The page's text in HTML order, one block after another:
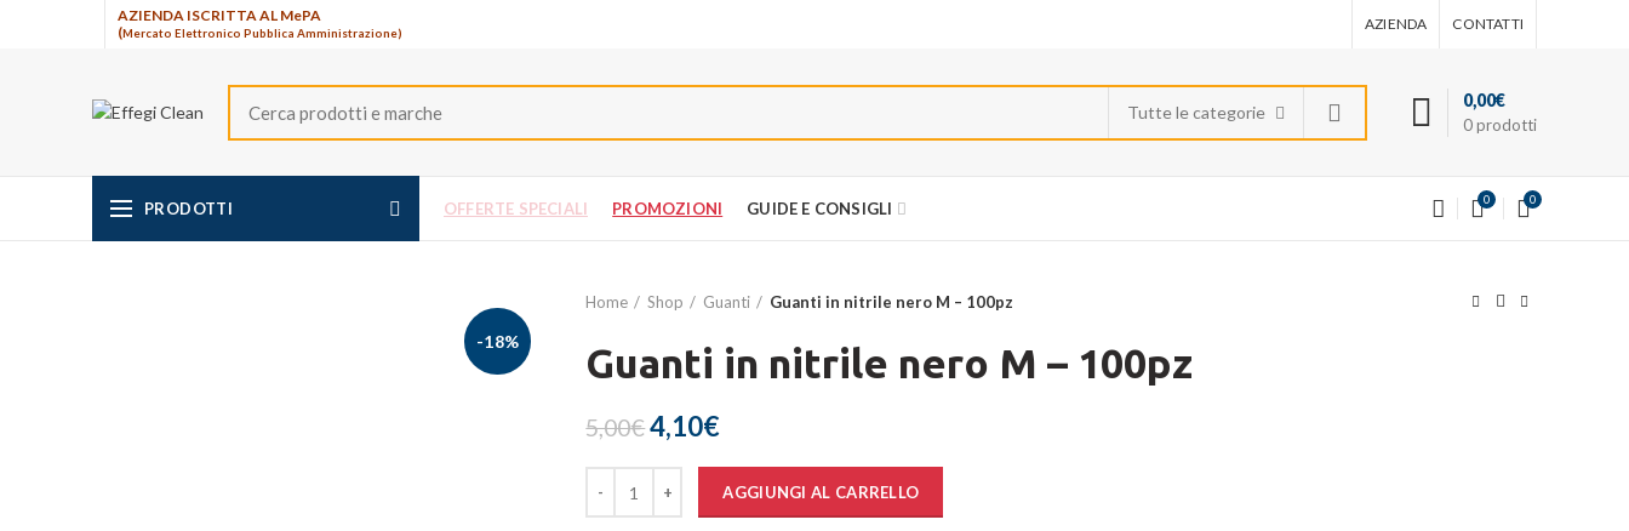
AZIENDA ISCRITTA AL MePA
(Mercato Elettronico Pubblica Amministrazione)
AZIENDA CONTATTI
Tutte le categorie
0prodotti
0,00€
PRODOTTI OFFERTE SPECIALI PROMOZIONI GUIDE E CONSIGLI 0 0
-18%
Home Shop Guanti Guanti in nitrile nero M – 100pz
Guanti in nitrile nero M – 100pz
5,00€Il prezzo originale era: 5,00€.
4,10€
AGGIUNGI AL CARRELLO